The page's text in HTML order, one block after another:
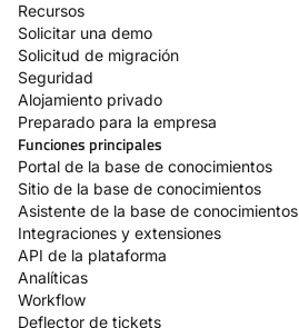
Recursos
Solicitar una demo
Solicitud de migración
Seguridad
Alojamiento privado
Preparado para la empresa
Funciones principales
Portal de la base de conocimientos
Sitio de la base de conocimientos
Asistente de la base de conocimientos
Integraciones y extensiones
API de la plataforma
Analíticas
Workflow
Deflector de tickets